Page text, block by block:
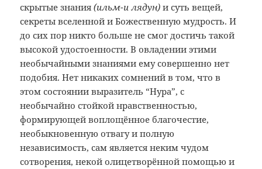
скрытые знания(ильм-и лядун) и суть вещей,
секреты вселенной и Божественную мудрость. И
до сих пор никто больше не смог достичь такой
высокой удостоенности. В овладении этими
необычайными знаниями ему совершенно нет
подобия. Нет никаких сомнений в том, что в
этом состоянии выразитель “Нура”, с
необычайно стойкой нравственностью,
формирующей воплощённое благочестие,
необыкновенную отвагу и полную
независимость, сам является неким чудом
сотворения, некой олицетворённой помощью и